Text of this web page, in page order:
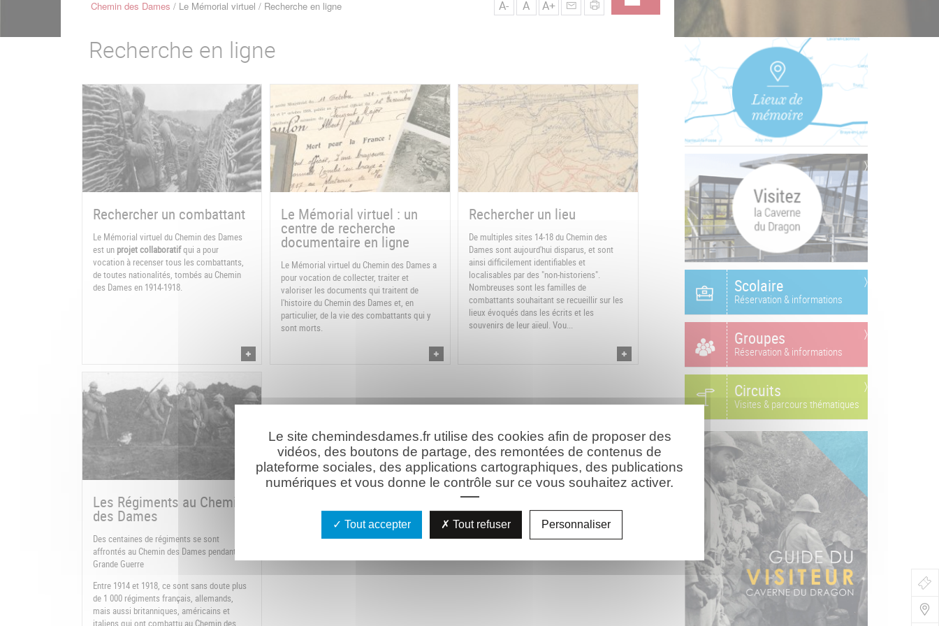
de
Fil
Chemin des Dames Le Mémorial virtuel Recherche en ligne A- A A+
Recherche en ligne
Rechercher un combattant
Le Mémorial virtuel du Chemin des Dames
est un projet collaboratifqui a pour
vocation à recenser tous les combattants,
de toutes nationalités, tombés au Chemin
des Dames en 1914-1918.
Le Mémorial virtuel : un
centre de recherche
documentaire en ligne
Le Mémorial virtuel du Chemin des Dames a
pour vocation de collecter, traiter et
valoriser les documents qui traitent de
l'histoire du Chemin des Dames et, en
particulier, de la vie des combattants qui y
sont morts.
Rechercher un lieu
De multiples sites 14-18 du Chemin des
Dames sont aujourd'hui disparus, et sont
ainsi difficilement identifiables et
localisables par des "non-historiens".
Nombreuses sont les familles de
combattants souhaitant se recueillir sur les
lieux évoqués dans les écrits et les
souvenirs de leur aïeul. Vou...
Les Régiments au Chemin
des Dames
Des centaines de régiments se sont
affrontés au Chemin des Dames pendant la
Grande Guerre
Entre 1914 et 1918, ce sont sans doute plus
de 1 000 régiments français, allemands,
mais aussi britanniques, américains et
italiens qui ont combattu au Chemin des
Scolaire
Réservation & informations
Groupes
Réservation & informations
Circuits
Visites & parcours thématiques
Le site chemindesdames.fr utilise des cookies afin de proposer des
vidéos, des boutons de partage, des remontées de contenus de
plateforme sociales, des applications cartographiques, des publications
numériques et vous donne le contrôle sur ce vous souhaitez activer.
Tout accepter Tout refuser Personnaliser